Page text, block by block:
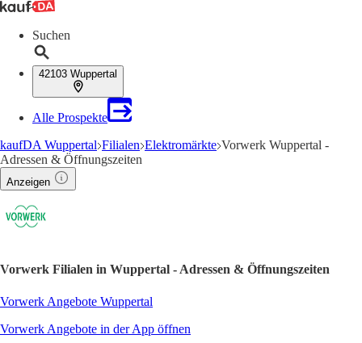
Suchen
42103 Wuppertal
Alle Prospekte
kaufDA Wuppertal Filialen Elektromärkte Vorwerk Wuppertal -
Adressen & Öffnungszeiten
Anzeigen
Vorwerk Filialen in Wuppertal - Adressen & Öffnungszeiten
Vorwerk Angebote Wuppertal
Vorwerk Angebote in der App öffnen